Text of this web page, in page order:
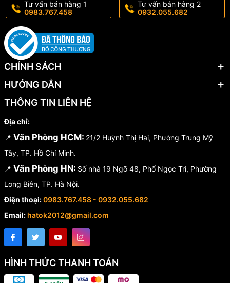
Tư vấn bán hàng 1
0983.767.458
Tư vấn bán hàng 2
0932.055.682
CHÍNH SÁCH
HƯỚNG DẪN
THÔNG TIN LIÊN HỆ
Địa chỉ:
📍 Văn Phòng HCM: 21/2 Huỳnh Thị Hai, Phường Trung Mỹ
Tây, TP. Hồ Chí Minh.
📍 Văn Phòng HN: Số nhà 19 Ngõ 48, Phố Ngọc Trì, Phường
Long Biên, TP. Hà Nội.
Điện thoại:0983.767.458 - 0932.055.682
Email: hatok2012@gmail.com
HÌNH THỨC THANH TOÁN